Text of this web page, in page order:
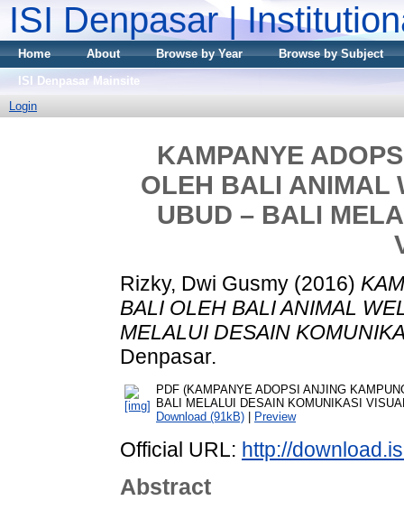
ISI Denpasar |
Home About Browse by Year
Browse by Subject
ISI Denpasar Mainsite
Login
KAMPANYE
OLEH BALI ANIMAL
UBUD – BALI
Rizky, Dwi Gusmy (2016)
BALI OLEH BALI ANIMAL
MELALUI DESAIN
Denpasar.
PDF (KAMPANYE ADOPSI ANJING
BALI MELALUI DESAIN KOMUNIKASI
Download (91kB)
Preview
Official URL: http://
Abstract